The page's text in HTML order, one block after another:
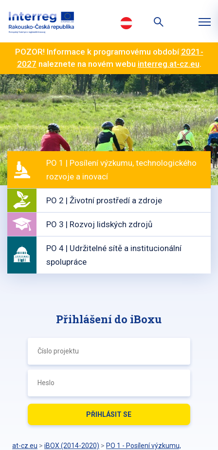
POZOR! Informace k programovému období 2021-
2027 naleznete na novém webu interreg.at-cz.eu.
PO 1 | Posílení výzkumu, technologického
rozvoje a inovací
PO 2 | Životní prostředí a zdroje
PO 3 | Rozvoj lidských zdrojů
PO 4 | Udržitelné sítě a institucionální
spolupráce
Přihlášení do iBoxu
at-cz.eu > iBOX (2014-2020) > PO 1 - Posílení výzkumu,